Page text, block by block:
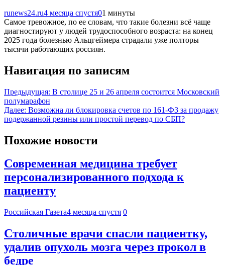
runews24.ru4 месяца спустя01 минуты
Самое тревожное, по ее словам, что такие болезни всё чаще
диагностируют у людей трудоспособного возраста: на конец
2025 года болезнью Альцгеймера страдали уже полторы
тысячи работающих россиян.
Навигация по записям
Предыдущая: В столице 25 и 26 апреля состоится Московский
полумарафон
Далее: Возможна ли блокировка счетов по 161-ФЗ за продажу
подержанной резины или простой перевод по СБП?
Похожие новости
Современная медицина требует
персонализированного подхода к
пациенту
Российская Газета4 месяца спустя 0
Столичные врачи спасли пациентку,
удалив опухоль мозга через прокол в
бедре